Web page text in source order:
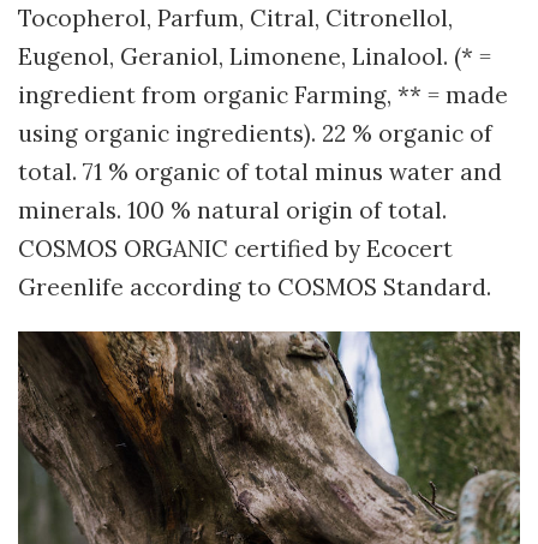
Tocopherol, Parfum, Citral, Citronellol,
Eugenol, Geraniol, Limonene, Linalool. (* =
ingredient from organic Farming, ** = made
using organic ingredients). 22 % organic of
total. 71 % organic of total minus water and
minerals. 100 % natural origin of total.
COSMOS ORGANIC certified by Ecocert
Greenlife according to COSMOS Standard.